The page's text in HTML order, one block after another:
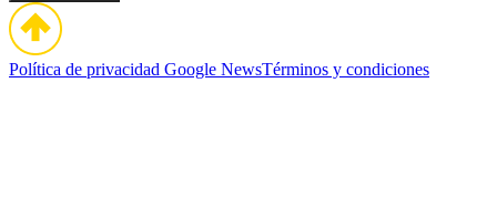
Política de privacidad Google NewsTérminos y condiciones